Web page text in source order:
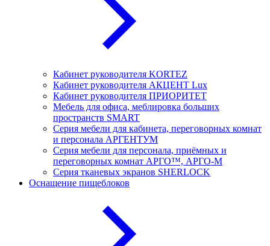
Кабинет руководителя KORTEZ
Кабинет руководителя АКЦЕНТ Lux
Кабинет руководителя ПРИОРИТЕТ
Мебель для офиса, меблировка больших
пространств SMART
Серия мебели для кабинета, переговорных комнат
и персонала АРГЕНТУМ
Серия мебели для персонала, приёмных и
переговорных комнат АРГО™, АРГО-М
Серия тканевых экранов SHERLOCK
Оснащение пищеблоков